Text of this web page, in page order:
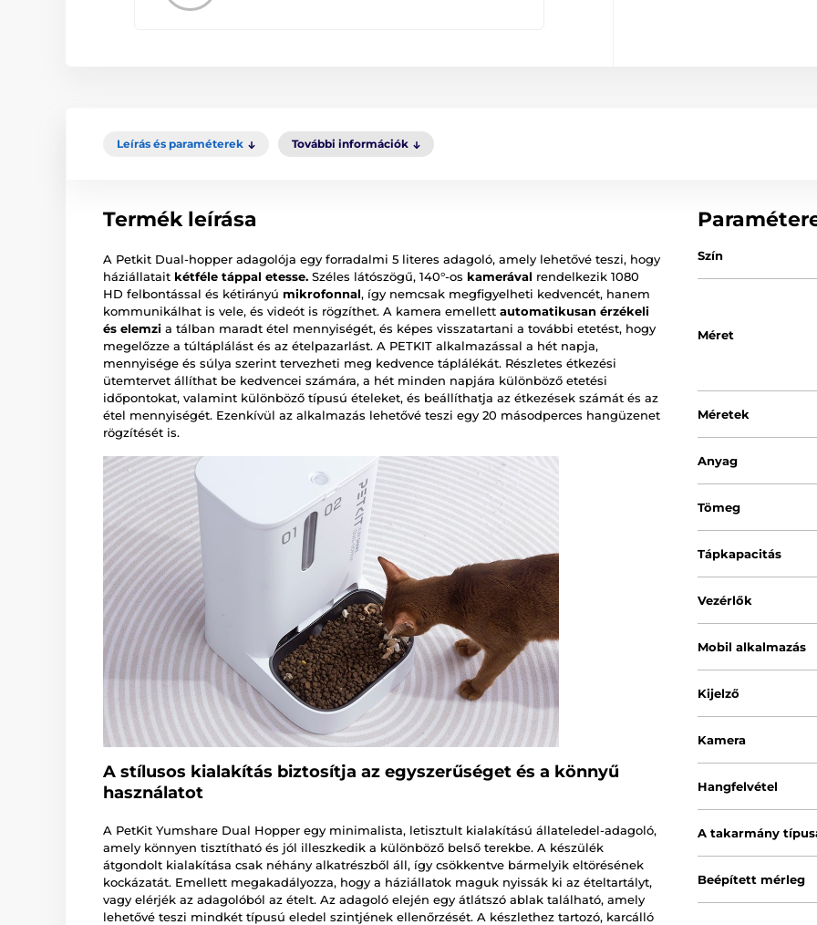
Leírás és paraméterek További információk
Termék leírása
A Petkit Dual-hopper adagolója egy forradalmi 5 literes adagoló, amely lehetővé teszi, hogy
háziállatait kétféle táppal etesse. Széles látószögű, 140°-os kamerával rendelkezik 1080
HD felbontással és kétirányú mikrofonnal, így nemcsak megfigyelheti kedvencét, hanem
kommunikálhat is vele, és videót is rögzíthet. A kamera emellett automatikusan érzékeli
és elemzi a tálban maradt étel mennyiségét, és képes visszatartani a további etetést, hogy
megelőzze a túltáplálást és az ételpazarlást. A PETKIT alkalmazással a hét napja,
mennyisége és súlya szerint tervezheti meg kedvence táplálékát. Részletes étkezési
ütemtervet állíthat be kedvencei számára, a hét minden napjára különböző etetési
időpontokat, valamint különböző típusú ételeket, és beállíthatja az étkezések számát és az
étel mennyiségét. Ezenkívül az alkalmazás lehetővé teszi egy 20 másodperces hangüzenet
rögzítését is.
A stílusos kialakítás biztosítja az egyszerűséget és a könnyű
használatot
A PetKit Yumshare Dual Hopper egy minimalista, letisztult kialakítású állateledel-adagoló,
amely könnyen tisztítható és jól illeszkedik a különböző belső terekbe. A készülék
átgondolt kialakítása csak néhány alkatrészből áll, így csökkentve bármelyik eltörésének
kockázatát. Emellett megakadályozza, hogy a háziállatok maguk nyissák ki az ételtartályt,
vagy elérjék az adagolóból az ételt. Az adagoló elején egy átlátszó ablak található, amely
lehetővé teszi mindkét típusú eledel szintjének ellenőrzését. A készlethez tartozó, karcálló
Szín
Méret
Méretek
Anyag
Tömeg
Tápkapacitás
Vezérlők
Mobil alkalmazás
Kijelző
Kamera
Hangfelvétel
A takarmány
Beépített mérleg